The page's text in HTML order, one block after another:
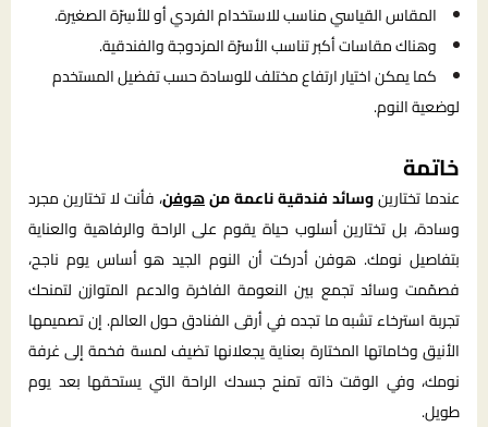
المقاس القياسي مناسب للاستخدام الفردي أو للأسِرّة الصغيرة.
وهناك مقاسات أكبر تناسب الأسرّة المزدوجة والفندقية.
كما يمكن اختيار ارتفاع مختلف للوسادة حسب تفضيل المستخدم
لوضعية النوم.
خاتمة
عندما تختارينوسائد فندقية ناعمة منهوفن، فأنت لا تختارين مجرد
وسادة، بل تختارين أسلوب حياة يقوم على الراحة والرفاهية والعناية
بتفاصيل نومك. هوفن أدركت أن النوم الجيد هو أساس يوم ناجح،
فصمّمت وسائد تجمع بين النعومة الفاخرة والدعم المتوازن لتمنحك
تجربة استرخاء تشبه ما تجده في أرقى الفنادق حول العالم. إن تصميمها
الأنيق وخاماتها المختارة بعناية يجعلانها تضيف لمسة فخمة إلى غرفة
نومك، وفي الوقت ذاته تمنح جسدك الراحة التي يستحقها بعد يوم
طويل.